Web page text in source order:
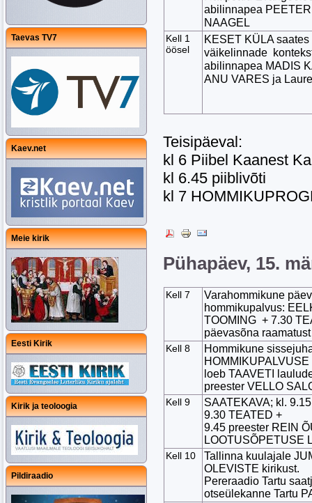
Taevas TV7
Kaev.net
Meie kirik
Eesti Kirik
Kirik ja teoloogia
Pildiraadio
abilinnapea
NAAGEL
Kell 1
öösel
KESET KÜLA
väikelinnade
abilinnapea MADIS
ANU VARES ja
Teisipäeval:
kl 6 Piibel Kaanest
kl 6.45 piiblivõti
kl 7
Pühapäev, 15.
Kell 7
Varahommikune
hommikupalvus:
TOOMING + 7.30
päevasõna
Kell 8
Hommikune
loeb TAAVETI
preester VELLO
Kell 9
SAATEKAVA; kl.
9.30 TEATED +
9.45 preester REIN
LOOTUSÕPETUSE
Kell 10
Tallinna kuulajale
OLEVISTE kirikust.
Pereraadio Tartu
otseülekanne Tartu